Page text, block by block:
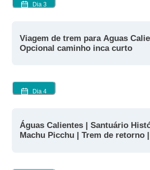
Dia 3
Viagem de trem para Aguas
Opcional caminho inca curto
Dia 4
Águas Calientes | Santuário
Machu Picchu | Trem de retorno